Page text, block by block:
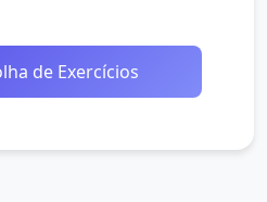
de Exercícios